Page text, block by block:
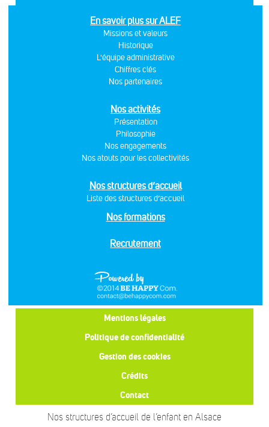
En savoir plus sur ALEF
Missions et valeurs
Historique
L'équipe administrative
Chiffres clés
Nos partenaires
Nos activités
Présentation
Philosophie
Nos engagements
Nos atouts pour les collectivités
Nos structures d’accueil
Liste des structures d’accueil
Nos formations
Recrutement
Mentions légales
Politique de confidentialité
Gestion des cookies
Crédits
Contact
Nos structures d’accueil de l’enfant en Alsace